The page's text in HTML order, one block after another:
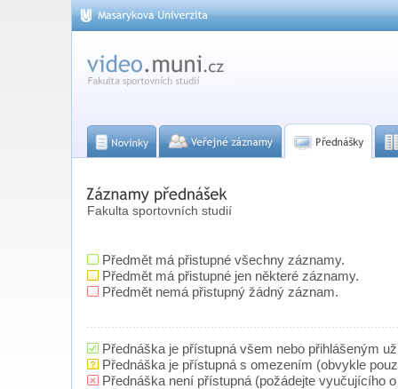
Fakulta sportovních studií
Předmět má přistupné všechny záznamy.
Předmět má přistupné jen některé záznamy.
Předmět nemá přistupný žádný záznam.
Přednáška je přístupná všem nebo přihlášeným
Přednáška je přístupná s omezením (obvykle
Přednáška není přístupná (požádejte vyučujícího